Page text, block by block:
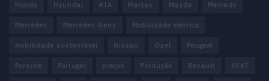
Honda Hyundai KIA Marcas Mazda Mercado
Mercedes Mercedes-Benz Mobilidade elétrica
mobilidade sustentável Nissan Opel Peugeot
Porsche Portugal preços Produção Renault SEAT